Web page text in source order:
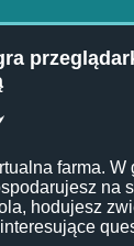
farma. W
na
hodujesz